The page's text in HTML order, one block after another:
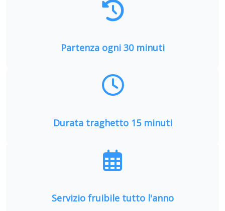
Partenza ogni 30 minuti
Durata traghetto 15 minuti
Servizio fruibile tutto l'anno